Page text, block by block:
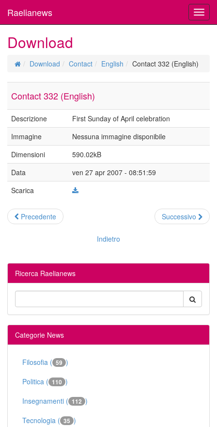
Raelianews
Download
Download Contact English Contact 332 (English)
Contact 332 (English)
Descrizione
First Sunday of April celebration
Immagine
Nessuna immagine disponibile
Dimensioni
590.02kB
Data
ven 27 apr 2007 - 08:51:59
Scarica
Precedente Successivo
Indietro
Ricerca Raelianews
Categorie News
Filosofia ( 59 )
Politica ( 110 )
Insegnamenti ( 112 )
Tecnologia ( 35 )